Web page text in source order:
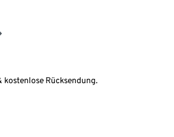
kostenlose Rücksendung.